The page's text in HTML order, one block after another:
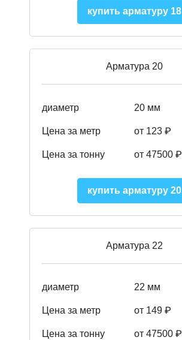
купить арматуру 18
Арматура 20
диаметр 20 мм
Цена за метр от 123 ₽
Цена за тонну от 47500 ₽
купить арматуру 20
Арматура 22
диаметр 22 мм
Цена за метр от 149 ₽
Цена за тонну от 47500 ₽